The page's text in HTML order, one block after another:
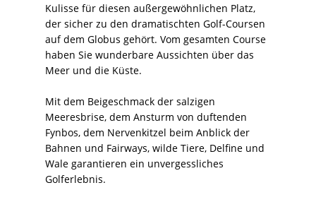
Kulisse für diesen außergewöhnlichen Platz,
der sicher zu den dramatischten Golf-Coursen
auf dem Globus gehört. Vom gesamten Course
haben Sie wunderbare Aussichten über das
Meer und die Küste.
Mit dem Beigeschmack der salzigen
Meeresbrise, dem Ansturm von duftenden
Fynbos, dem Nervenkitzel beim Anblick der
Bahnen und Fairways, wilde Tiere, Delfine und
Wale garantieren ein unvergessliches
Golferlebnis.